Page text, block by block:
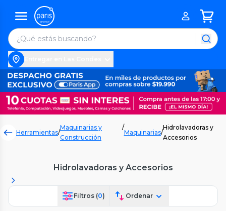
Herramientas/
Maquinarias y
Construcción
/
Maquinarias/
Hidrolavadoras y
Accesorios
Hidrolavadoras y Accesorios
Filtros (0) Ordenar